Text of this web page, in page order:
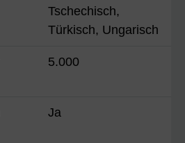
Tschechisch,
Türkisch, Ungarisch
5.000
Ja